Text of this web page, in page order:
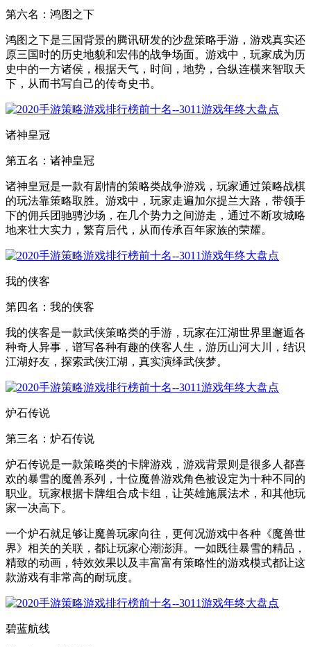
第六名：鸿图之下
鸿图之下是三国背景的腾讯研发的沙盘策略手游，游戏真实还
原三国时的历史地貌和宏伟的战争场面。游戏中，玩家成为历
史中的一方诸侯，根据天气，时间，地势，合纵连横来智取天
下，从而书写自己的传奇史书。
诸神皇冠
第五名：诸神皇冠
诸神皇冠是一款有剧情的策略类战争游戏，玩家通过策略战棋
的玩法靠策略取胜。游戏中，玩家走遍加尔提兰大路，带领手
下的佣兵团驰骋沙场，在几个势力之间游走，通过不断攻城略
地来壮大实力，繁育后代，从而传承百年家族的荣耀。
我的侠客
第四名：我的侠客
我的侠客是一款武侠策略类的手游，玩家在江湖世界里邂逅各
种奇人异事，谱写各种有趣的侠客人生，游历山河大川，结识
江湖好友，探索武侠江湖，真实演绎武侠梦。
炉石传说
第三名：炉石传说
炉石传说是一款策略类的卡牌游戏，游戏背景则是很多人都喜
欢的暴雪的魔兽系列，十位魔兽游戏角色被设定为十种不同的
职业。玩家根据卡牌组合成卡组，让英雄施展法术，和其他玩
家一决高下。
一个炉石就足够让魔兽玩家向往，更何况游戏中各种《魔兽世
界》相关的关联，都让玩家心潮澎湃。一如既往暴雪的精品，
精致的动画，特效效果以及丰富富有策略性的游戏模式都让这
款游戏有非常高的耐玩度。
碧蓝航线